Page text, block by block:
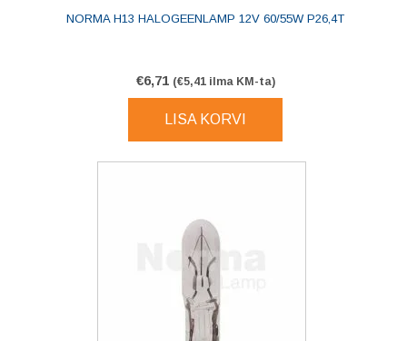
NORMA H13 HALOGEENLAMP 12V 60/55W P26,4T
€6,71 (€5,41ilma KM-ta)
LISA KORVI